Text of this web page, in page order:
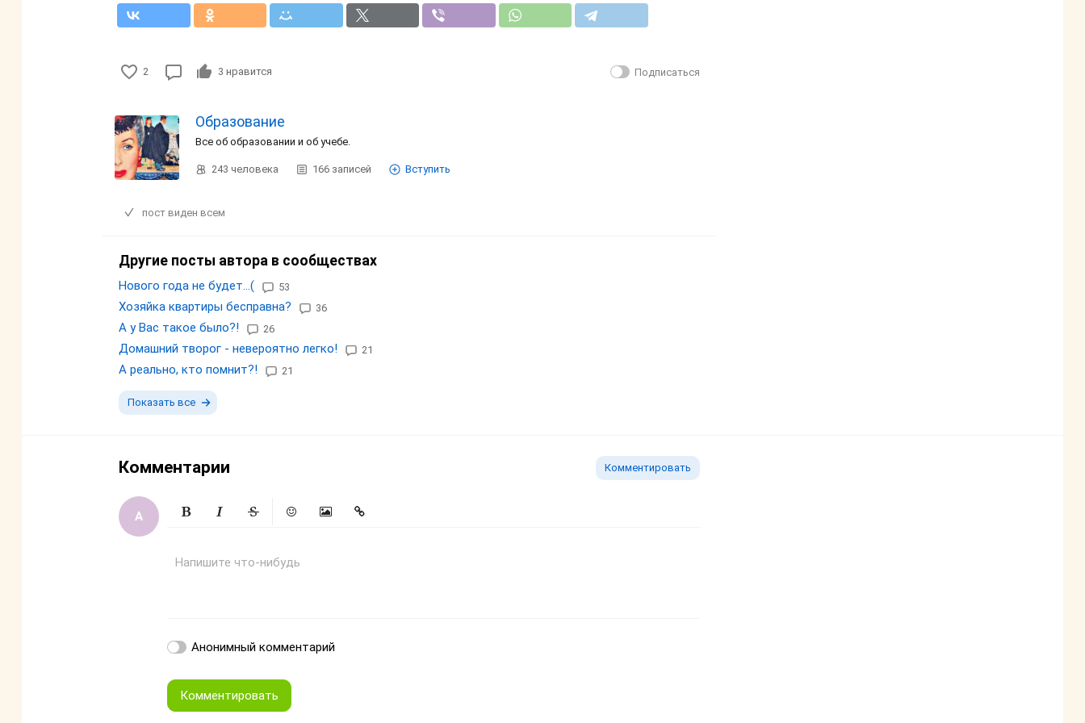
2 3 нравится Подписаться
Образование
Все об образовании и об учебе.
243 человека 166 записей Вступить
пост виден всем
Другие посты автора в сообществах
Нового года не будет...( 53
Хозяйка квартиры бесправна? 36
А у Вас такое было?! 26
Домашний творог - невероятно легко! 21
А реально, кто помнит?! 21
Показать все
Комментарии Комментировать
Напишите что-нибудь
Анонимный комментарий
Комментировать